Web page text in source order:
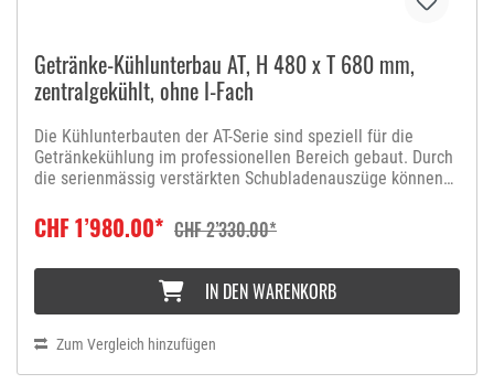
Getränke-Kühlunterbau AT, H 480 x T 680 mm,
zentralgekühlt, ohne I-Fach
Die Kühlunterbauten der AT-Serie sind speziell für die
Getränkekühlung im professionellen Bereich gebaut. Durch
die serienmässig verstärkten Schubladenauszüge können
dadurch eine extrem lange Lebensdauer. Der Sockelrahmen
kann individuell in der Höhe angepasst werden, damit die
Unterstreichen Sie das Ambiente in Ihrem Lokal mit
einheitlichen Fronten und mit Türbeleuchtung für die
Schubladen lassen sich wahlweise mit einer Farblackierung
CHF 1’980.00* CHF 2’330.00*
IN DEN WARENKORB
Zum Vergleich hinzufügen